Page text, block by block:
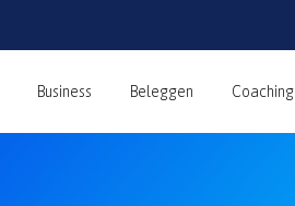
Business Beleggen Coaching